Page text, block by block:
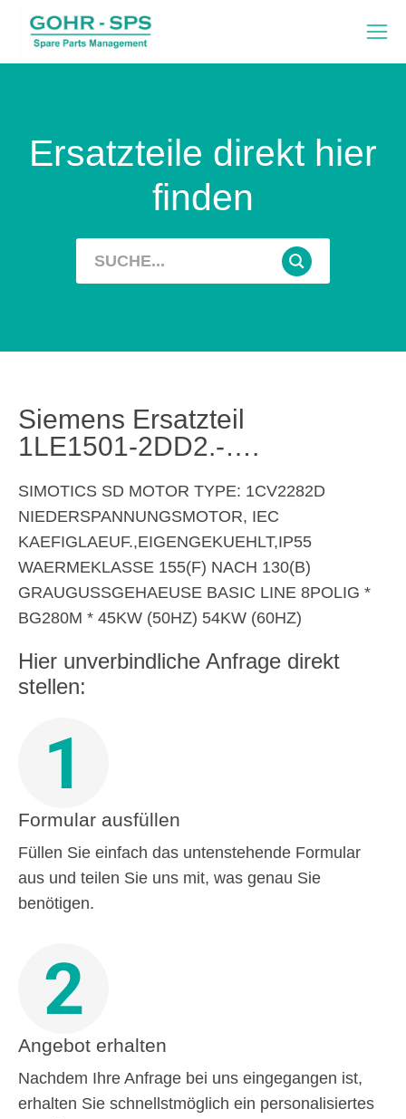
Ersatzteile direkt hier
finden
Siemens Ersatzteil
1LE1501-2DD2.-….
SIMOTICS SD MOTOR TYPE: 1CV2282D
NIEDERSPANNUNGSMOTOR, IEC
KAEFIGLAEUF.,EIGENGEKUEHLT,IP55
WAERMEKLASSE 155(F) NACH 130(B)
GRAUGUSSGEHAEUSE BASIC LINE 8POLIG *
BG280M * 45KW (50HZ) 54KW (60HZ)
Hier unverbindliche Anfrage direkt
stellen:
1
Formular ausfüllen
Füllen Sie einfach das untenstehende Formular
aus und teilen Sie uns mit, was genau Sie
benötigen.
2
Angebot erhalten
Nachdem Ihre Anfrage bei uns eingegangen ist,
erhalten Sie schnellstmöglich ein personalisiertes